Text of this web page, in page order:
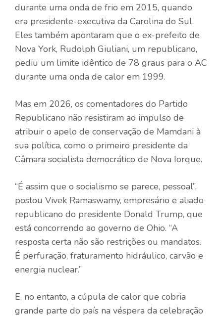
durante uma onda de frio em 2015, quando
era presidente-executiva da Carolina do Sul.
Eles também apontaram que o ex-prefeito de
Nova York, Rudolph Giuliani, um republicano,
pediu um limite idêntico de 78 graus para o AC
durante uma onda de calor em 1999.
Mas em 2026, os comentadores do Partido
Republicano não resistiram ao impulso de
atribuir o apelo de conservação de Mamdani à
sua política, como o primeiro presidente da
Câmara socialista democrático de Nova Iorque.
“É assim que o socialismo se parece, pessoal”,
postou Vivek Ramaswamy, empresário e aliado
republicano do presidente Donald Trump, que
está concorrendo ao governo de Ohio. “A
resposta certa não são restrições ou mandatos.
É perfuração, fraturamento hidráulico, carvão e
energia nuclear.”
E, no entanto, a cúpula de calor que cobria
grande parte do país na véspera da celebração